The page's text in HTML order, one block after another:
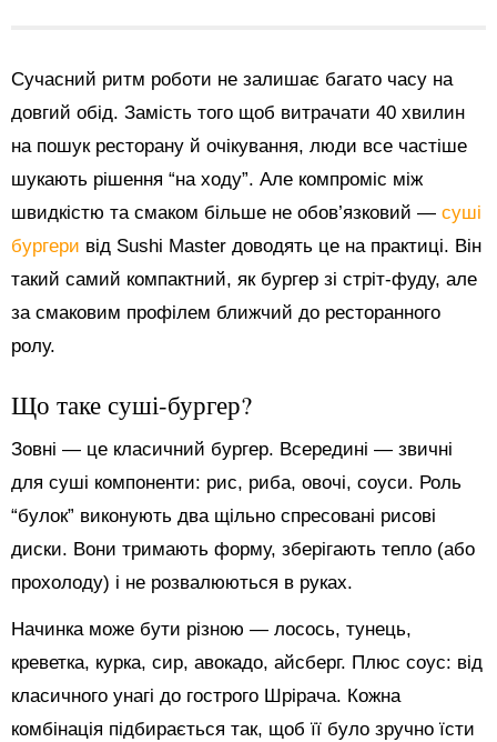
Сучасний ритм роботи не залишає багато часу на
довгий обід. Замість того щоб витрачати 40 хвилин
на пошук ресторану й очікування, люди все частіше
шукають рішення “на ходу”. Але компроміс між
швидкістю та смаком більше не обов’язковий — суші
бургери від Sushi Master доводять це на практиці. Він
такий самий компактний, як бургер зі стріт-фуду, але
за смаковим профілем ближчий до ресторанного
ролу.
Що таке суші-бургер?
Зовні — це класичний бургер. Всередині — звичні
для суші компоненти: рис, риба, овочі, соуси. Роль
“булок” виконують два щільно спресовані рисові
диски. Вони тримають форму, зберігають тепло (або
прохолоду) і не розвалюються в руках.
Начинка може бути різною — лосось, тунець,
креветка, курка, сир, авокадо, айсберг. Плюс соус: від
класичного унагі до гострого Шрірача. Кожна
комбінація підбирається так, щоб її було зручно їсти